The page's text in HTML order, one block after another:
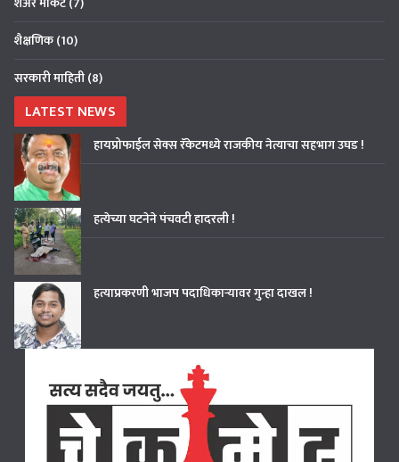
शैक्षणिक(10)
सरकारी माहिती(8)
LATEST NEWS
हायप्रोफाईल सेक्स रॅकेटमध्ये राजकीय नेत्याचा सहभाग उघड !
हत्येच्या घटनेने पंचवटी हादरली !
हत्याप्रकरणी भाजप पदाधिकाऱ्यावर गुन्हा दाखल !